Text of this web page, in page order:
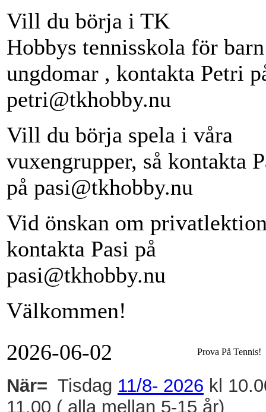
Vill du börja i TK
Hobbys tennisskola för
ungdomar , kontakta Petri
petri@tkhobby.nu
Vill du börja spela i våra
vuxengrupper, så kontakta
på pasi@tkhobby.nu
Vid önskan om
kontakta Pasi på
pasi@tkhobby.nu
Välkommen!
2026-06-02
Prova På Tennis!
När= Tisdag 11/8- 2026 kl
11.00 ( alla mellan 5-15 år)